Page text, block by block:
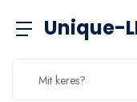
Unique-